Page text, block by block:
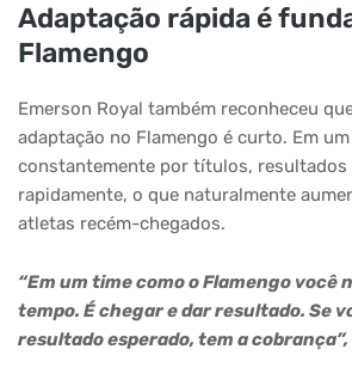
Adaptação rápida é
Flamengo
Emerson Royal também reconheceu
adaptação no Flamengo é curto. Em
constantemente por títulos, resultados
rapidamente, o que naturalmente
atletas recém-chegados.
“Em um time como o Flamengo você
tempo. É chegar e dar resultado. Se
resultado esperado, tem a cobrança”,